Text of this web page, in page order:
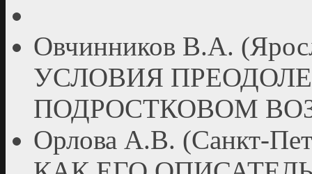
Овчинников В.А.
УСЛОВИЯ
ПОДРОСТКОВОМ
Орлова А.В. (Санкт-